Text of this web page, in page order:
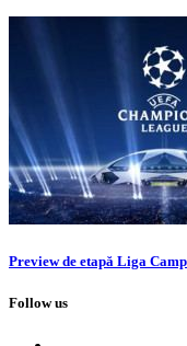
Preview de etapă Liga
Follow us